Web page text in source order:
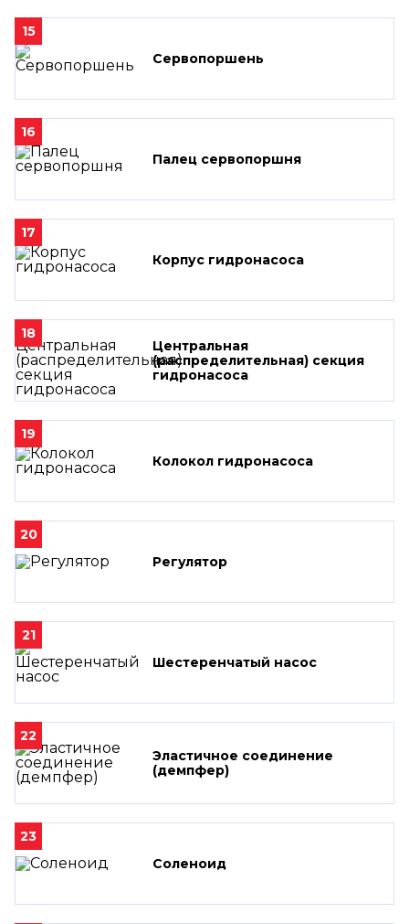
15
Сервопоршень
16
Палец сервопоршня
17
Корпус гидронасоса
18
Центральная
(распределительная) секция
гидронасоса
19
Колокол гидронасоса
20
Регулятор
21
Шестеренчатый насос
22
Эластичное соединение
(демпфер)
23
Соленоид